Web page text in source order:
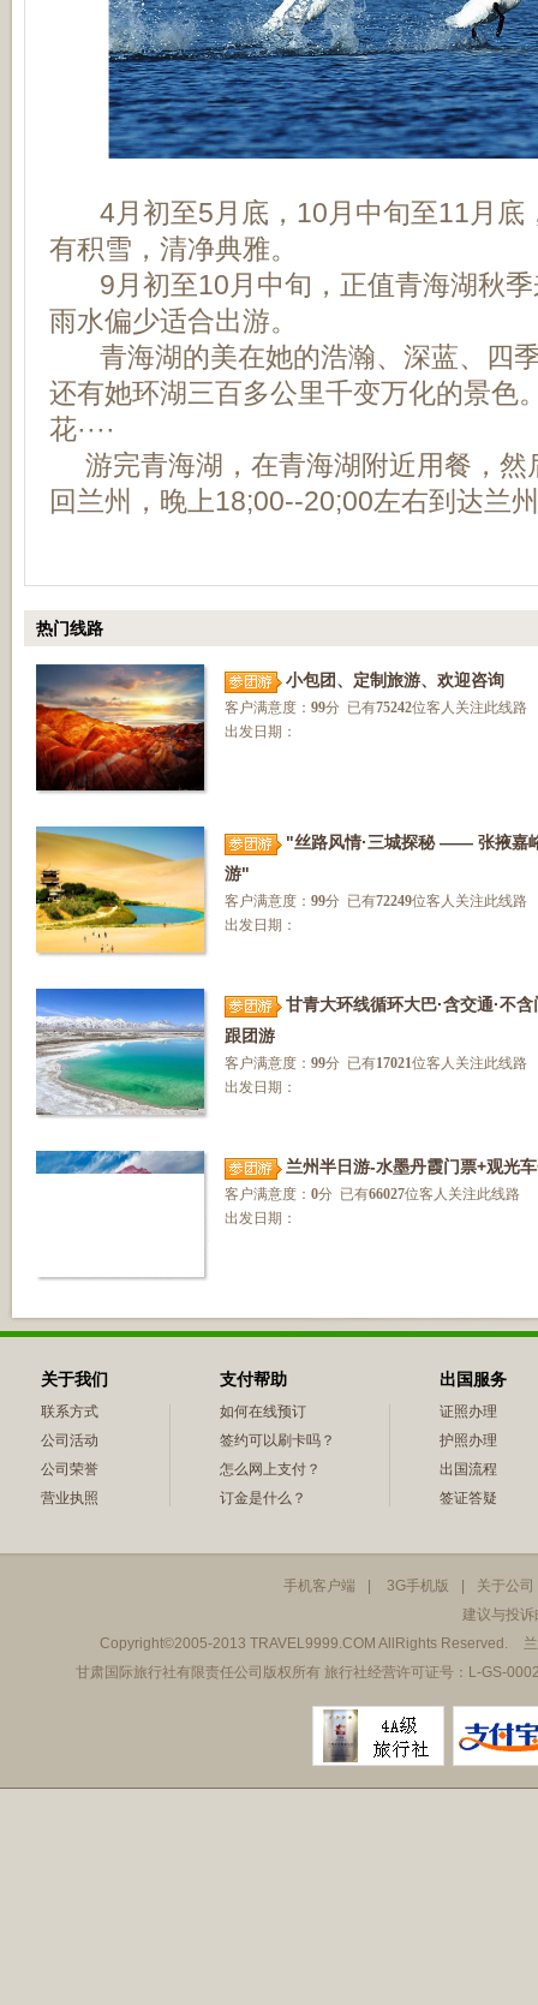
4月初至5月底，10月中旬至11月底
有积雪，清净典雅。
9月初至10月中旬，正值青海湖秋季
雨水偏少适合出游。
青海湖的美在她的浩瀚、深蓝、四
还有她环湖三百多公里千变万化的景色
花····
游完青海湖，在青海湖附近用餐，然
回兰州，晚上18;00--20;00左右到达兰
热门线路
小包团、定制旅游、欢迎咨询
客户满意度： 99分 已有75242位客人关注此线路
出发日期：
"丝路风情·三城探秘 —— 张掖嘉
游"
客户满意度： 99分 已有72249位客人关注此线路
出发日期：
甘青大环线循环大巴·含交通·不
跟团游
客户满意度： 99分 已有17021位客人关注此线路
出发日期：
兰州半日游-水墨丹霞门票+观光
客户满意度： 0分 已有66027位客人关注此线路
出发日期：
关于我们
联系方式
公司活动
公司荣誉
营业执照
支付帮助
如何在线预订
签约可以刷卡吗？
怎么网上支付？
订金是什么？
出国服务
证照办理
护照办理
出国流程
签证答疑
手机客户端 3G手机版
关于公司
建议与投
Copyright©2005-2013 TRAVEL9999.COM AllRights Reserved.
甘肃国际旅行社有限责任公司版权所有 旅行社经营许可证号：L-GS-